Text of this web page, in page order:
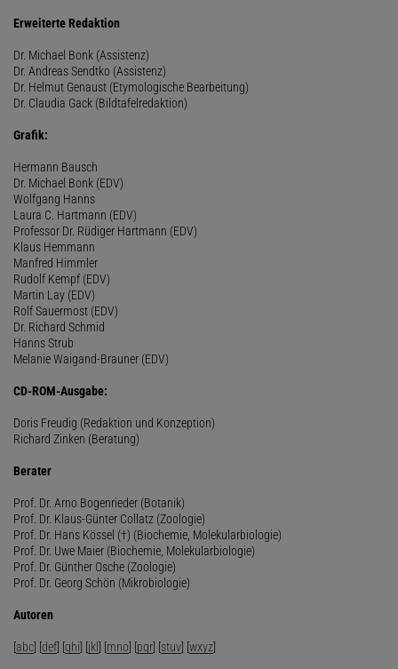
Erweiterte Redaktion
Dr. Michael Bonk (Assistenz)
Dr. Andreas Sendtko (Assistenz)
Dr. Helmut Genaust (Etymologische Bearbeitung)
Dr. Claudia Gack (Bildtafelredaktion)
Grafik:
Hermann Bausch
Dr. Michael Bonk (EDV)
Wolfgang Hanns
Laura C. Hartmann (EDV)
Professor Dr. Rüdiger Hartmann (EDV)
Klaus Hemmann
Manfred Himmler
Rudolf Kempf (EDV)
Martin Lay (EDV)
Rolf Sauermost (EDV)
Dr. Richard Schmid
Hanns Strub
Melanie Waigand-Brauner (EDV)
CD-ROM-Ausgabe:
Doris Freudig (Redaktion und Konzeption)
Richard Zinken (Beratung)
Berater
Prof. Dr. Arno Bogenrieder (Botanik)
Prof. Dr. Klaus-Günter Collatz (Zoologie)
Prof. Dr. Hans Kössel (†) (Biochemie, Molekularbiologie)
Prof. Dr. Uwe Maier (Biochemie, Molekularbiologie)
Prof. Dr. Günther Osche (Zoologie)
Prof. Dr. Georg Schön (Mikrobiologie)
Autoren
[abc] [def] [ghi] [jkl] [mno] [pqr] [stuv] [wxyz]